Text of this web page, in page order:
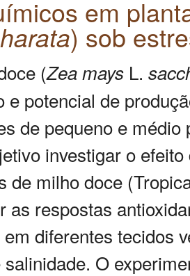
em
) sob
(Zeamays L.
e potencial de
de pequeno e
investigar o
de milho doce
as respostas
diferentes tecidos
salinidade. O